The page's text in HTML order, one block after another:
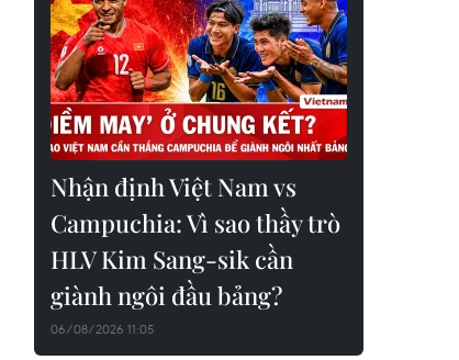
Nhận định Việt Nam vs
Campuchia: Vì sao thầy trò
HLV Kim Sang-sik cần
giành ngôi đầu bảng?
06/08/2026 11:05